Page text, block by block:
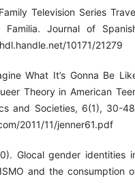
Television Series
Journal of
10171/21279
What It’s Gonna Be
Theory in American
and Societies, 6(1), 30-
2011/11/jenner61.pdf
Glocal gender identities
and the consumption